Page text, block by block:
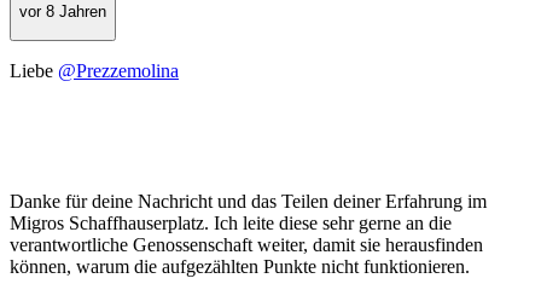
vor 8 Jahren
Liebe @Prezzemolina
Danke für deine Nachricht und das Teilen deiner Erfahrung im
Migros Schaffhauserplatz. Ich leite diese sehr gerne an die
verantwortliche Genossenschaft weiter, damit sie herausfinden
können, warum die aufgezählten Punkte nicht funktionieren.